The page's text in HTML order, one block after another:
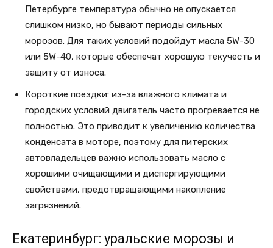
Петербурге температура обычно не опускается
слишком низко, но бывают периоды сильных
морозов. Для таких условий подойдут масла 5W-30
или 5W-40, которые обеспечат хорошую текучесть и
защиту от износа.
Короткие поездки: из-за влажного климата и
городских условий двигатель часто прогревается не
полностью. Это приводит к увеличению количества
конденсата в моторе, поэтому для питерских
автовладельцев важно использовать масло с
хорошими очищающими и диспергирующими
свойствами, предотвращающими накопление
загрязнений.
Екатеринбург: уральские морозы и